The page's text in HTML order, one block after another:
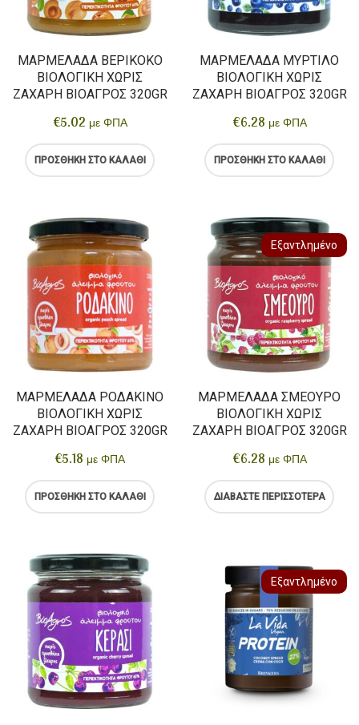
ΜΑΡΜΕΛΆΔΑ ΒΕΡΊΚΟΚΟ
ΒΙΟΛΟΓΙΚΉ ΧΩΡΊΣ
ΖΆΧΑΡΗ ΒΙΟΑΓΡΌΣ 320GR
€5.02 με ΦΠΑ
ΠΡΟΣΘΉΚΗ ΣΤΟ ΚΑΛΆΘΙ
ΜΑΡΜΕΛΆΔΑ ΜΎΡΤΙΛΟ
ΒΙΟΛΟΓΙΚΉ ΧΩΡΊΣ
ΖΆΧΑΡΗ ΒΙΟΑΓΡΌΣ 320GR
€6.28 με ΦΠΑ
ΠΡΟΣΘΉΚΗ ΣΤΟ ΚΑΛΆΘΙ
ΜΑΡΜΕΛΆΔΑ ΡΟΔΆΚΙΝΟ
ΒΙΟΛΟΓΙΚΉ ΧΩΡΊΣ
ΖΆΧΑΡΗ ΒΙΟΑΓΡΌΣ 320GR
€5.18 με ΦΠΑ
ΠΡΟΣΘΉΚΗ ΣΤΟ ΚΑΛΆΘΙ
Εξαντλημένο
ΜΑΡΜΕΛΆΔΑ ΣΜΈΟΥΡΟ
ΒΙΟΛΟΓΙΚΉ ΧΩΡΊΣ
ΖΆΧΑΡΗ ΒΙΟΑΓΡΌΣ 320GR
€6.28 με ΦΠΑ
ΔΙΑΒΆΣΤΕ ΠΕΡΙΣΣΌΤΕΡΑ
Εξαντλημένο